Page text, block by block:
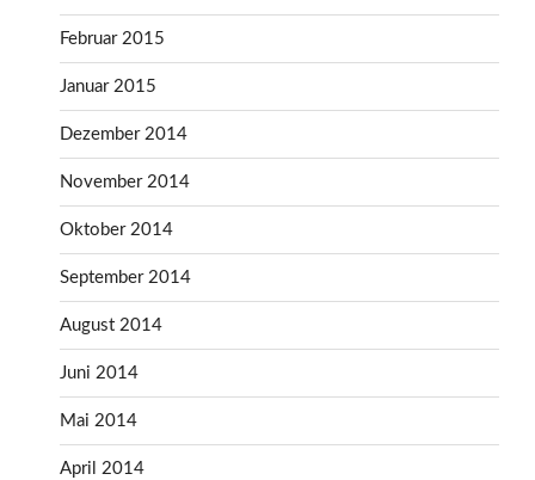
Februar 2015
Januar 2015
Dezember 2014
November 2014
Oktober 2014
September 2014
August 2014
Juni 2014
Mai 2014
April 2014